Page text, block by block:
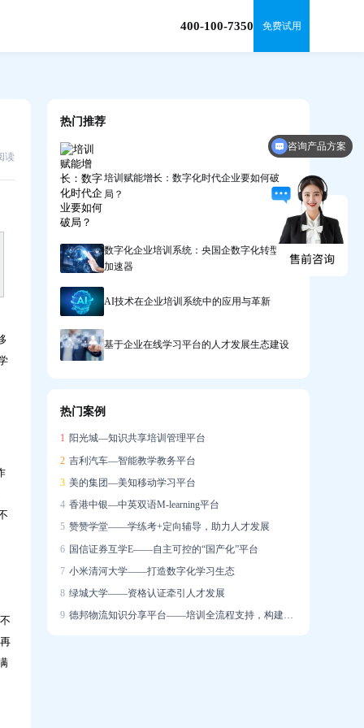
400-100-7350 免费试用
读
热门推荐
培训赋能增长：数字化时代企业要如何破
局？
数字化企业培训系统：央国企数字化转型的
加速器
AI技术在企业培训系统中的应用与革新
基于企业在线学习平台的人才发展生态建设
热门案例
1 阳光城—知识共享培训管理平台
2 吉利汽车—智能教学教务平台
3 美的集团—美知移动学习平台
4 香港中银—中英双语M-learning平台
5 赞赞学堂——学练考+定向辅导，助力人才发展
6 国信证券互学E——自主可控的“国产化”平台
7 小米清河大学——打造数字化学习生态
8 绿城大学——资格认证牵引人才发展
9 德邦物流知识分享平台——培训全流程支持，构建学习社区
申请免费体验资格